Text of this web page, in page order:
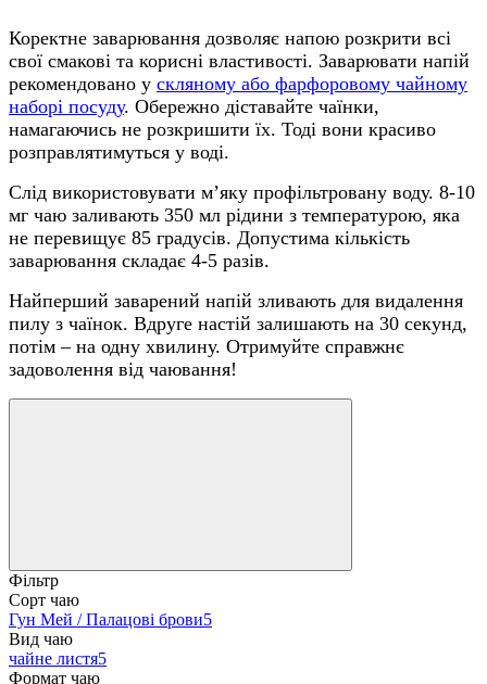
Коректне заварювання дозволяє напою розкрити всі
свої смакові та корисні властивості. Заварювати напій
рекомендовано у скляному або фарфоровому чайному
наборі посуду. Обережно діставайте чаїнки,
намагаючись не розкришити їх. Тоді вони красиво
розправлятимуться у воді.
Слід використовувати м’яку профільтровану воду. 8-10
мг чаю заливають 350 мл рідини з температурою, яка
не перевищує 85 градусів. Допустима кількість
заварювання складає 4-5 разів.
Найперший заварений напій зливають для видалення
пилу з чаїнок. Вдруге настій залишають на 30 секунд,
потім – на одну хвилину. Отримуйте справжнє
задоволення від чаювання!
Фільтр
Сорт чаю
Гун Мей / Палацові брови5
Вид чаю
чайне листя5
Формат чаю